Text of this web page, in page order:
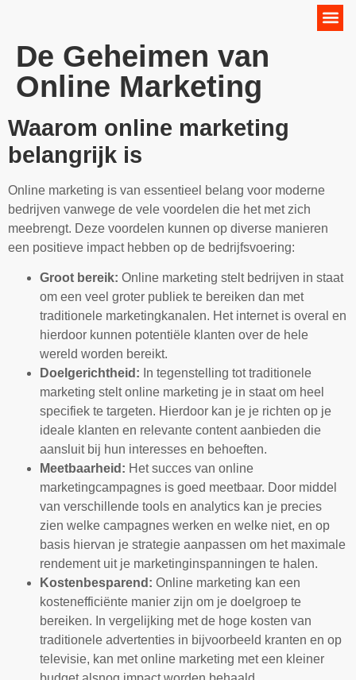
De Geheimen van
Online Marketing
Waarom online marketing
belangrijk is
Online marketing is van essentieel belang voor moderne
bedrijven vanwege de vele voordelen die het met zich
meebrengt. Deze voordelen kunnen op diverse manieren
een positieve impact hebben op de bedrijfsvoering:
Groot bereik: Online marketing stelt bedrijven in staat
om een veel groter publiek te bereiken dan met
traditionele marketingkanalen. Het internet is overal en
hierdoor kunnen potentiële klanten over de hele
wereld worden bereikt.
Doelgerichtheid: In tegenstelling tot traditionele
marketing stelt online marketing je in staat om heel
specifiek te targeten. Hierdoor kan je je richten op je
ideale klanten en relevante content aanbieden die
aansluit bij hun interesses en behoeften.
Meetbaarheid: Het succes van online
marketingcampagnes is goed meetbaar. Door middel
van verschillende tools en analytics kan je precies
zien welke campagnes werken en welke niet, en op
basis hiervan je strategie aanpassen om het maximale
rendement uit je marketinginspanningen te halen.
Kostenbesparend: Online marketing kan een
kostenefficiënte manier zijn om je doelgroep te
bereiken. In vergelijking met de hoge kosten van
traditionele advertenties in bijvoorbeeld kranten en op
televisie, kan met online marketing met een kleiner